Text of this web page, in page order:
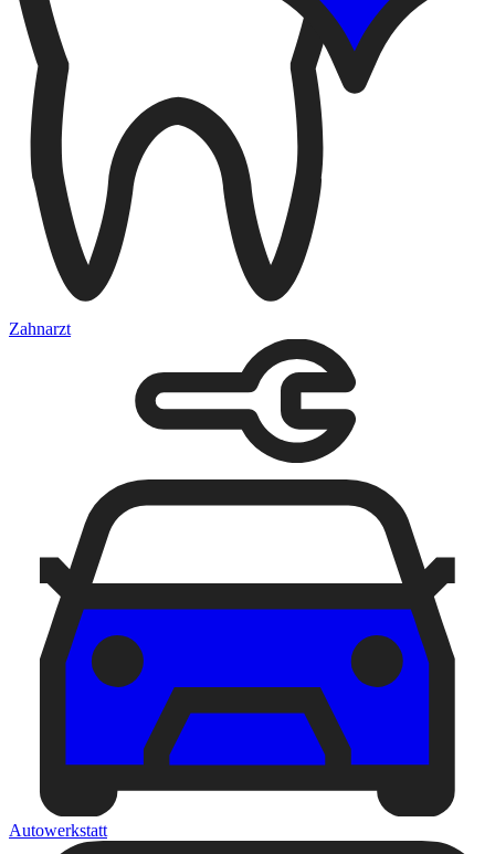
Zahnarzt
Autowerkstatt